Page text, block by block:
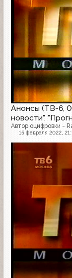
Анонсы (ТВ-6,
новости",
Автор оцифровки -
15 февраля 2022,